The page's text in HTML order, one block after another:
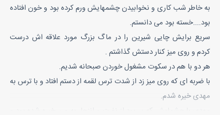
به خاطر شب کاری و نخوابیدن چشمهایش ورم کرده بود و خون افتاده
بود....خسته بود می دانستم.
سریع برایش چایی شیرین را در ماگ بزرگ مورد علاقه اش درست
کردم و روی میز کنار دستش گذاشتم .
هر دو با هم در سکوت مشغول خوردن صبحانه شدیم.
با ضربه ای که روی میز زد از شدت ترس لقمه از دستم افتاد و با ترس به
مهدی خیره شدم.